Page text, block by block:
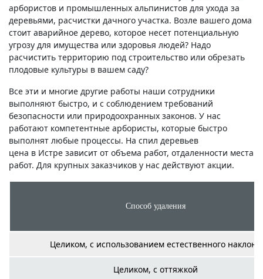
арбористов и промышленных альпинистов для ухода за
деревьями, расчистки дачного участка. Возле вашего дома
стоит аварийное дерево, которое несет потенциальную
угрозу для имущества или здоровья людей? Надо
расчистить территорию под строительство или обрезать
плодовые культуры в вашем саду?
Все эти и многие другие работы наши сотрудники
выполняют быстро, и с соблюдением требований
безопасности или природоохранных законов. У нас
работают компетентные арбористы, которые быстро
выполнят любые процессы. На спил деревьев
цена в Истре зависит от объема работ, отдаленности места
работ. Для крупных заказчиков у нас действуют акции.
Способ удаления
Целиком, с использованием естественного наклона
Целиком, с оттяжкой